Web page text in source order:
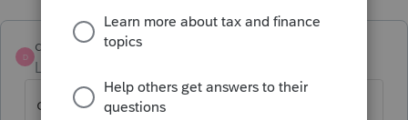
D
delphine
Level 2
cela dépend. A-t-elle gagné le revenu